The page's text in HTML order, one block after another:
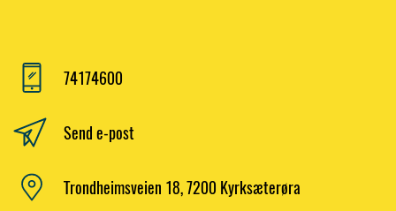
74174600
Send e-post
Trondheimsveien 18, 7200 Kyrksæterøra